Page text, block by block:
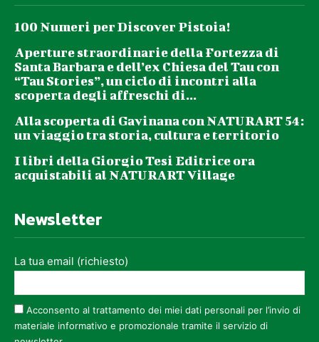
100 Numeri per Discover Pistoia!
Aperture straordinarie della Fortezza di
Santa Barbara e dell’ex Chiesa del Tau con
“Tau Stories”, un ciclo di incontri alla
scoperta degli affreschi di...
Alla scoperta di Gavinana con NATURART 54:
un viaggio tra storia, cultura e territorio
I libri della Giorgio Tesi Editrice ora
acquistabili al NATURART Village
Newsletter
La tua email (richiesto)
Acconsento al trattamento dei miei dati personali per l’invio di
materiale informativo e promozionale tramite il servizio di